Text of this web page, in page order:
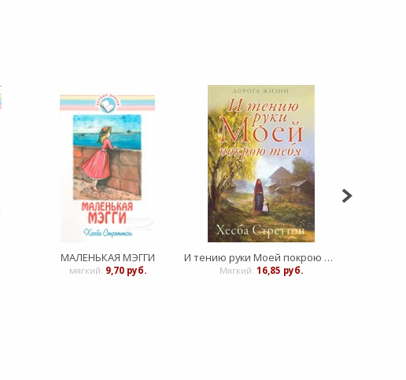
МАЛЕНЬКАЯ МЭГГИ
мягкий: 9,70 руб.
И тению руки Моей покрою тебя - книга 2
Мягкий: 16,85 руб.